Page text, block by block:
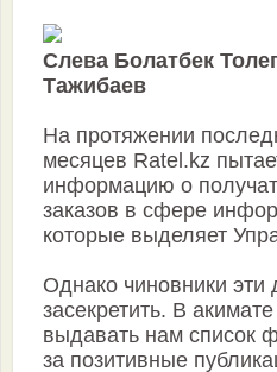
Слева Болатбек
Тажибаев
На протяжении
месяцев Ratel.kz
информацию о
заказов в сфере
которые выделяет
Однако чиновники
засекретить. В
выдавать нам список
за позитивные